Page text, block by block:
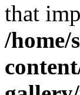
that
/home/